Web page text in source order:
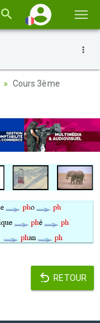
la
Cours 3ème
RETOUR